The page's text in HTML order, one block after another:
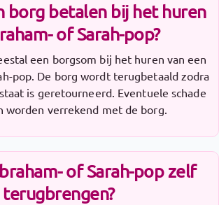
borg betalen bij het huren
of Sarah-pop?
een borgsom bij het huren van een
pop. De borg wordt terugbetaald zodra
is geretourneerd. Eventuele schade
worden verrekend met de borg.
of Sarah-pop zelf